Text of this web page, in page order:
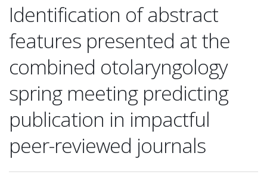
Identification of abstract
features presented at the
combined otolaryngology
spring meeting predicting
publication in impactful
peer-reviewed journals